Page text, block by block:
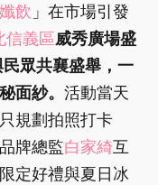
飲 」在市場引發
信義區威秀廣場盛
眾共襄盛舉，一
面紗。 活動當天
規劃拍照打卡
牌總監白家綺互
定好禮與夏日冰